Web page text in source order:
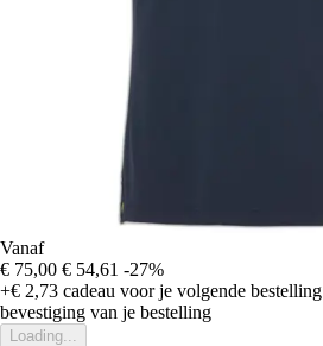
Vanaf
€ 75,00 € 54,61 -27%
+€ 2,73 cadeau voor je volgende bestelling
bevestiging van je bestelling
Loading...